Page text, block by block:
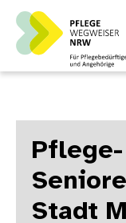
Direkt zum Inhalt
Stadt